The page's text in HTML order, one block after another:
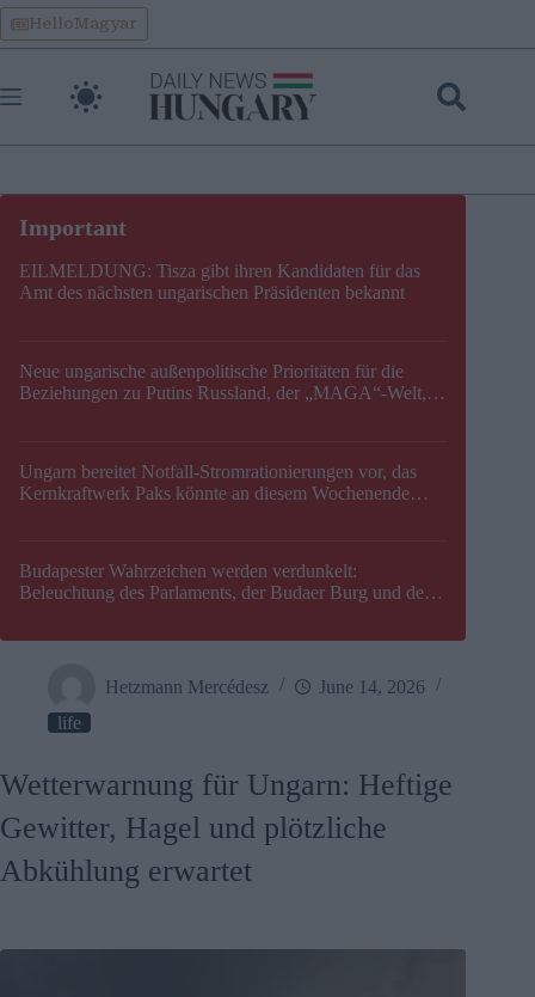
Skip
to
content
HelloMagyar
EILMELDUNG: Tisza gibt ihren Kandidaten für das
Amt des nächsten ungarischen Präsidenten bekannt
Neue ungarische außenpolitische Prioritäten für die
Beziehungen zu Putins Russland, der „MAGA“-Welt,
Ungarn bereitet Notfall-Stromrationierungen vor, das
Kernkraftwerk Paks könnte an diesem Wochenende
Budapester Wahrzeichen werden verdunkelt:
Beleuchtung des Parlaments, der Budaer Burg und der
Hetzmann Mercédesz
June 14, 2026
life
Wetterwarnung für Ungarn: Heftige
Gewitter, Hagel und plötzliche
Abkühlung erwartet